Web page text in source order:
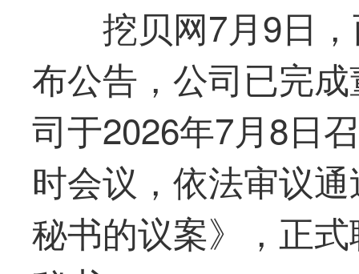
挖贝网7月9日
布公告，公司已完
司于2026年7月8日
时会议，依法审议
秘书的议案》，正